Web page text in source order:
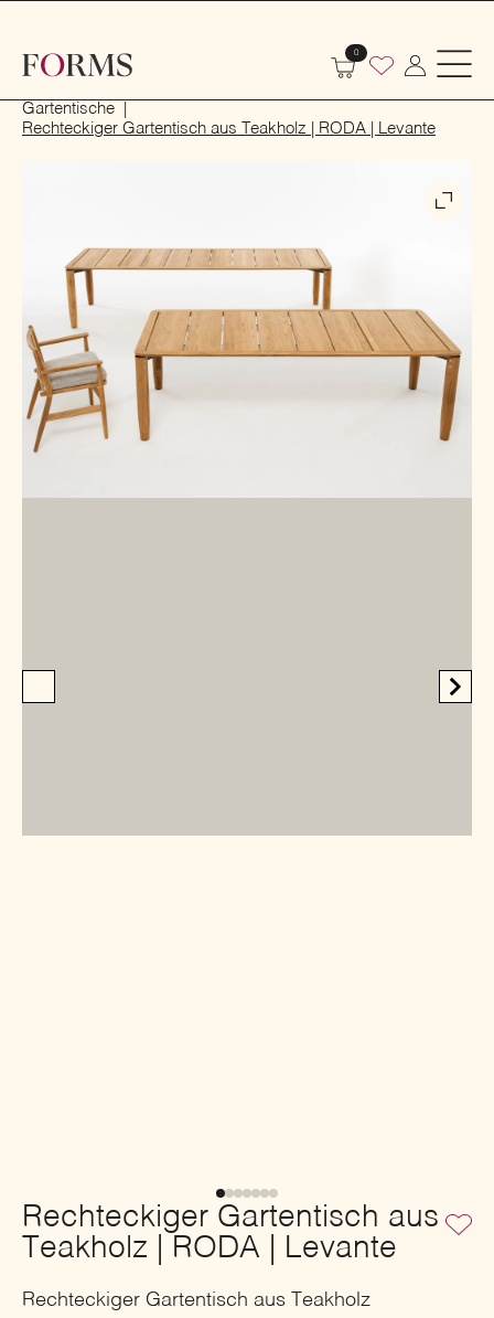
0
Gartentische
Rechteckiger Gartentisch aus Teakholz | RODA | Levante
Rechteckiger Gartentisch aus
Teakholz | RODA | Levante
Rechteckiger Gartentisch aus Teakholz